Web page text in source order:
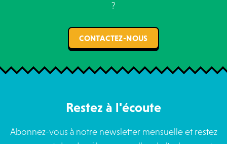
?
CONTACTEZ-NOUS
Restez à l'écoute
Abonnez-vous à notre newsletter mensuelle et restez